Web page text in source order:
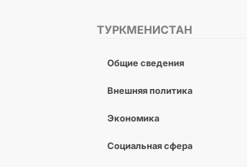
ТУРКМЕНИСТАН
Общие сведения
Внешняя политика
Экономика
Социальная сфера